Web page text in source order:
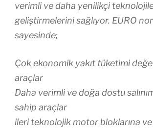
verimli ve daha yenilikçi
geliştirmelerini sağlıyor. EURO
sayesinde;
Çok ekonomik yakıt tüketimi
araçlar
Daha verimli ve doğa dostu
sahip araçlar
ileri teknolojik motor bloklarına